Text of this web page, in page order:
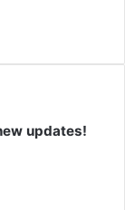
updates!